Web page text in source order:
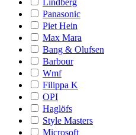
Lindberg
Panasonic
Piet Hein
Max Mara
Bang & Olufsen
Barbour
Wmf
Filippa K
OPI
Haglöfs
Style Masters
Microsoft